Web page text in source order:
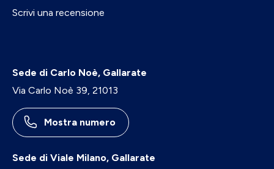
Scrivi una recensione
Sede di Carlo Noè, Gallarate
Via Carlo Noè 39, 21013
Mostra numero
Sede di Viale Milano, Gallarate